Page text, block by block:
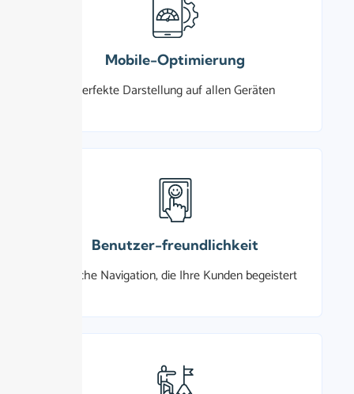
Mobile-Optimierung
Perfekte Darstellung auf allen Geräten
Benutzer-freundlichkeit
Einfache Navigation, die Ihre Kunden begeistert